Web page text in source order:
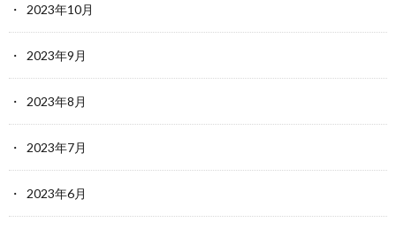
2023年10月
2023年9月
2023年8月
2023年7月
2023年6月